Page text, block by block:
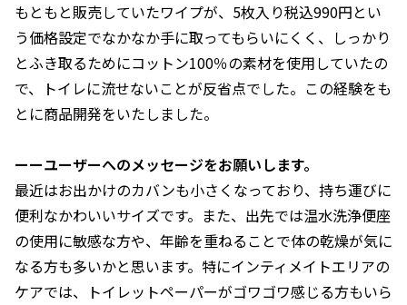
もともと販売していたワイプが、5枚入り税込990円とい
う価格設定でなかなか手に取ってもらいにくく、しっかり
とふき取るためにコットン100％の素材を使用していたの
で、トイレに流せないことが反省点でした。この経験をも
とに商品開発をいたしました。
ーーユーザーへのメッセージをお願いします。
最近はお出かけのカバンも小さくなっており、持ち運びに
便利なかわいいサイズです。また、出先では温水洗浄便座
の使用に敏感な方や、年齢を重ねることで体の乾燥が気に
なる方も多いかと思います。特にインティメイトエリアの
ケアでは、トイレットペーパーがゴワゴワ感じる方もいら